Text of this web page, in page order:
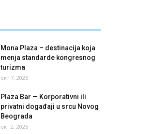
Mona Plaza – destinacija koja
menja standarde kongresnog
turizma
окт 7, 2025
Plaza Bar — Korporativni ili
privatni događaji u srcu Novog
Beograda
окт 2, 2025